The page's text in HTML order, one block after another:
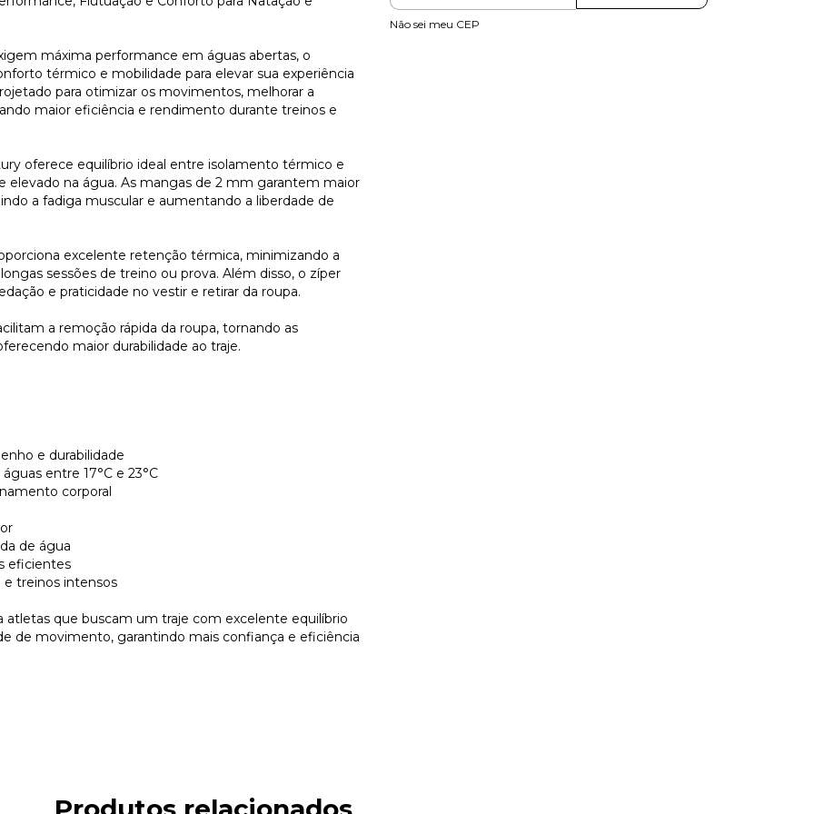
máxima performance em águas abertas, o
térmico e mobilidade para elevar sua experiência
para otimizar os movimentos, melhorar a
maior eficiência e rendimento durante treinos e
oferece equilíbrio ideal entre isolamento térmico e
elevado na água. As mangas de 2 mm garantem maior
a fadiga muscular e aumentando a liberdade de
excelente retenção térmica, minimizando a
sessões de treino ou prova. Além disso, o zíper
e praticidade no vestir e retirar da roupa.
a remoção rápida da roupa, tornando as
maior durabilidade ao traje.
e durabilidade
entre 17°C e 23°C
corporal
de água
eficientes
e treinos intensos
atletas que buscam um traje com excelente equilíbrio
de movimento, garantindo mais confiança e eficiência
Não sei meu CEP